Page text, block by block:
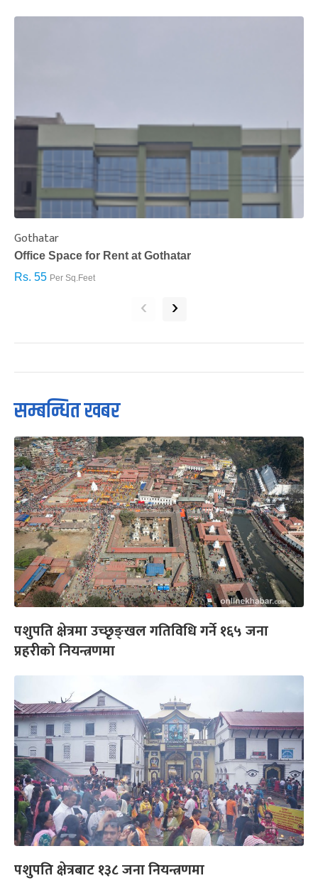
Gothatar
Office Space for Rent at Gothatar
Rs. 55 Per Sq.Feet
‹ ›
सम्बन्धित खबर
पशुपति क्षेत्रमा उच्छृङ्खल गतिविधि गर्ने १६५ जना
प्रहरीको नियन्त्रणमा
पशुपति क्षेत्रबाट १३८ जना नियन्त्रणमा